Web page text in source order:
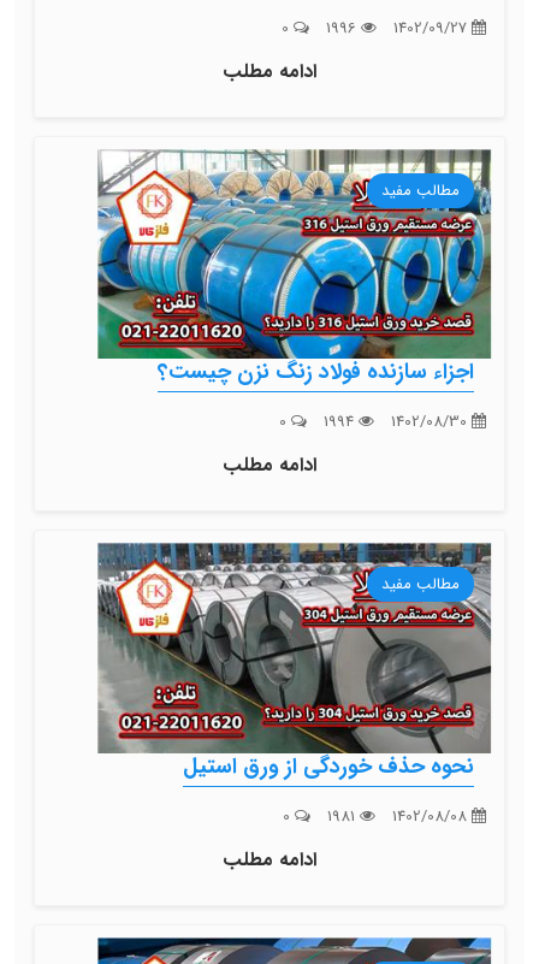
ادامه مطلب
مطالب مفید
اجزاء سازنده فولاد زنگ نزن چیست؟
ادامه مطلب
مطالب مفید
نحوه حذف خوردگی از ورق استیل
ادامه مطلب